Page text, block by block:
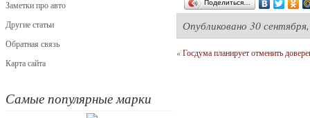
Заметки про авто
Другие статьи
Обратная связь
Карта сайта
Самые популярные марки
Поделиться…
Опубликовано 30
«Госдума планирует отменить